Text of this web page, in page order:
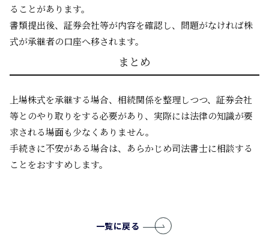
ることがあります。
書類提出後、証券会社等が内容を確認し、問題がなければ株
式が承継者の口座へ移されます。
まとめ
上場株式を承継する場合、相続関係を整理しつつ、証券会社
等とのやり取りをする必要があり、実際には法律の知識が要
求される場面も少なくありません。
手続きに不安がある場合は、あらかじめ司法書士に相談する
ことをおすすめします。
一覧に戻る